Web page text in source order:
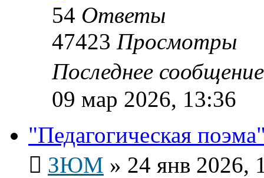
54 Ответы
47423 Просмотры
Последнее
09 мар 2026, 13:36
"Педагогическая
ЗЮМ » 24 янв 2026,